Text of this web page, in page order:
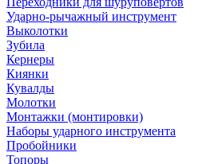
Ударно-рычажный инструмент
Выколотки
Зубила
Кернеры
Киянки
Кувалды
Молотки
Монтажки (монтировки)
Наборы ударного инструмента
Пробойники
Топоры